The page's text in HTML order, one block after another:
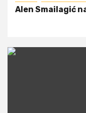
Alen Smailagić